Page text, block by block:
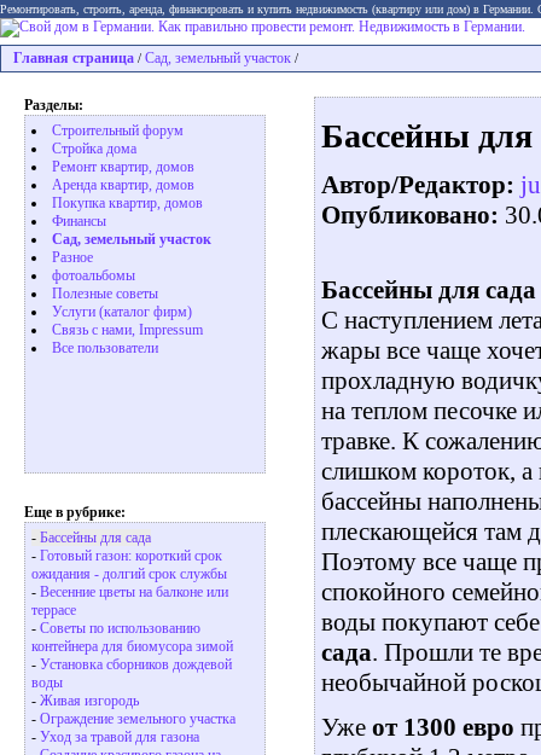
Ремонтировать, строить, аренда, финансировать и купить недвижимость (квартиру или дом) в
Главная страница / Сад, земельный участок /
Разделы:
Строительный форум
Стройка дома
Ремонт квартир, домов
Аренда квартир, домов
Покупка квартир, домов
Финансы
Сад, земельный участок
Разное
фотоальбомы
Полезные советы
Услуги (каталог фирм)
Связь с нами, Impressum
Все пользователи
Еще в рубрике:
- Бассейны для сада
- Готовый газон: короткий срок
ожидания - долгий срок службы
- Весенние цветы на балконе или
террасе
- Советы по использованию
контейнера для биомусора зимой
- Установка сборников дождевой
воды
- Живая изгородь
- Ограждение земельного участка
- Уход за травой для газона
Бассейны для
Автор/Редактор:
Опубликовано:
Бассейны для сада
C наступлением
жары все чаще
прохладную
на теплом песочке
травке. К
слишком короток, а
бассейны
плескающейся там
Поэтому все чаще
спокойного
воды покупают
сада. Прошли те
необычайной
Уже от 1300 евро